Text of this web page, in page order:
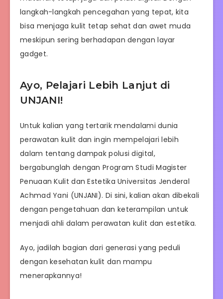
langkah-langkah pencegahan yang tepat, kita
bisa menjaga kulit tetap sehat dan awet muda
meskipun sering berhadapan dengan layar
gadget.
Ayo, Pelajari Lebih Lanjut di
UNJANI!
Untuk kalian yang tertarik mendalami dunia
perawatan kulit dan ingin mempelajari lebih
dalam tentang dampak polusi digital,
bergabunglah dengan Program Studi Magister
Penuaan Kulit dan Estetika Universitas Jenderal
Achmad Yani (UNJANI). Di sini, kalian akan dibekali
dengan pengetahuan dan keterampilan untuk
menjadi ahli dalam perawatan kulit dan estetika.
Ayo, jadilah bagian dari generasi yang peduli
dengan kesehatan kulit dan mampu
menerapkannya!